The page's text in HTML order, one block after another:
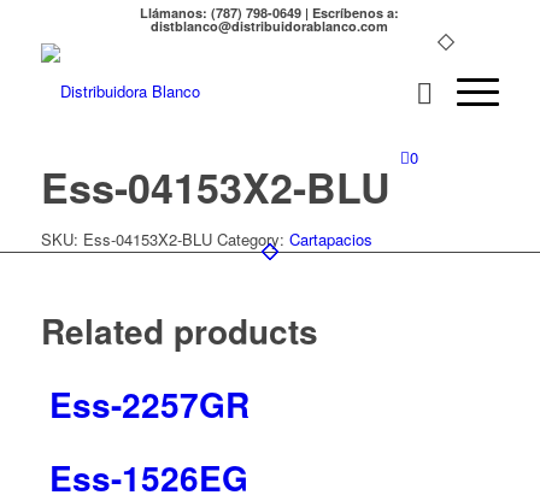
Llámanos: (787) 798-0649 | Escríbenos a:
distblanco@distribuidorablanco.com
0
Ess-04153X2-BLU
SKU: Ess-04153X2-BLU Category: Cartapacios
Related products
Ess-2257GR
Ess-1526EG